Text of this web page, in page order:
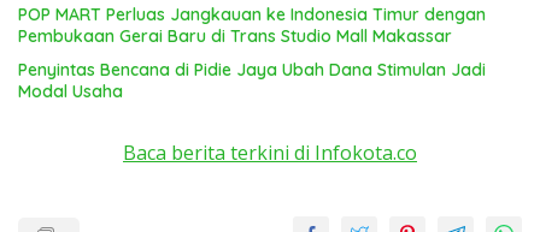
POP MART Perluas Jangkauan ke Indonesia Timur dengan
Pembukaan Gerai Baru di Trans Studio Mall Makassar
Penyintas Bencana di Pidie Jaya Ubah Dana Stimulan Jadi
Modal Usaha
Baca berita terkini di Infokota.co